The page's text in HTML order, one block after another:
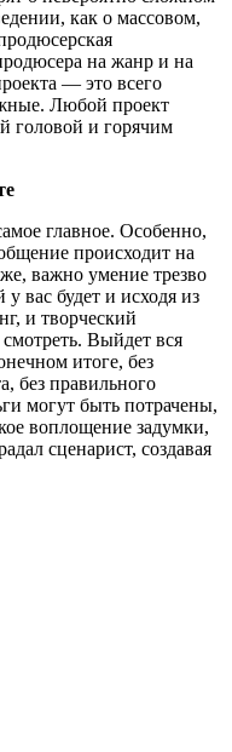
как о массовом,
на жанр и на
— это всего
Любой проект
головой и горячим
главное. Особенно,
происходит на
важно умение трезво
вас будет и исходя из
и творческий
Выйдет вся
итоге, без
без правильного
могут быть потрачены,
воплощение задумки,
сценарист, создавая